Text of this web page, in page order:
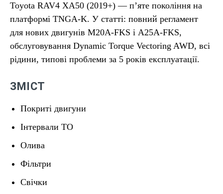
Toyota RAV4 XA50 (2019+) — пʼяте покоління на
платформі TNGA-K. У статті: повний регламент
для нових двигунів M20A-FKS і A25A-FKS,
обслуговування Dynamic Torque Vectoring AWD, всі
рідини, типові проблеми за 5 років експлуатації.
ЗМІСТ
Покриті двигуни
Інтервали ТО
Олива
Фільтри
Свічки